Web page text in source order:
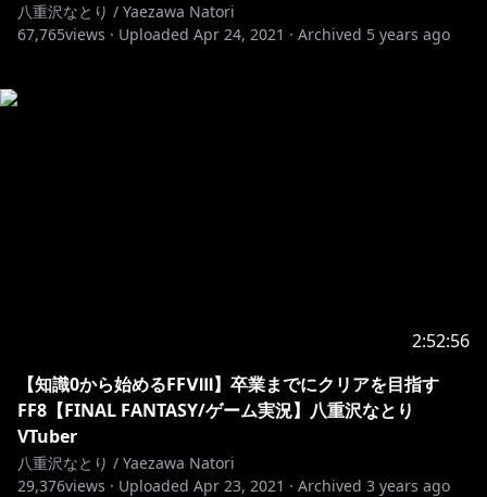
八重沢なとり / Yaezawa Natori
67,765views · Uploaded Apr 24, 2021 · Archived 5 years ago
2:52:56
【知識0から始めるFFⅧ】卒業までにクリアを目指す
FF8【FINAL FANTASY/ゲーム実況】八重沢なとり
VTuber
八重沢なとり / Yaezawa Natori
29,376views · Uploaded Apr 23, 2021 · Archived 3 years ago